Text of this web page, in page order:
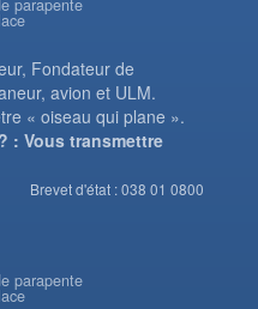
parapente
Fondateur de
avion et ULM.
« oiseau qui plane ».
: Vous transmettre
Brevet d'état : 038 01 0800
parapente